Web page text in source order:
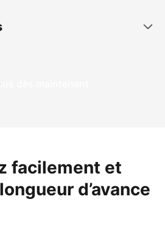
dès maintenant
facilement et
d’avance